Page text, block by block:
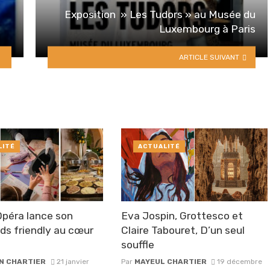
Exposition » Les Tudors » au Musée du
Luxembourg à Paris
ARTICLE SUIVANT
lance son
friendly au cœur
CHARTIER 21 janvier
Eva Jospin, Grottesco et
Claire Tabouret, D’un seul
souffle
Par MAYEUL CHARTIER
19 décembre
ACTUALITÉ